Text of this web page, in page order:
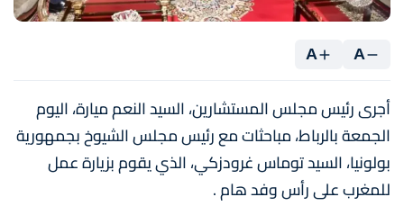
A
A
أجرى رئيس مجلس المستشارين، السيد النعم ميارة، اليوم
الجمعة بالرباط، مباحثات مع رئيس مجلس الشيوخ بجمهورية
بولونيا، السيد توماس غرودزكي، الذي يقوم بزيارة عمل
للمغرب على رأس وفد هام .